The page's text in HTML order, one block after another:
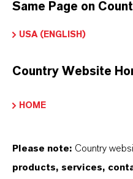
und einem tiefen
finden Sie gleich elf
ist.
IM MITTELPUNKT
11 Gründe, warum
Partner für Ihr
Same Page on
USA (ENGLISH)
Country Website
HOME
Please note: Country
products, services,